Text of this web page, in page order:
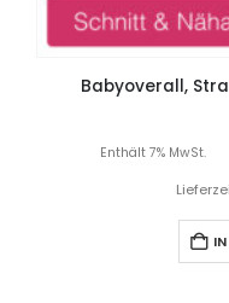
Babyoverall,
Enthält 7% MwSt.